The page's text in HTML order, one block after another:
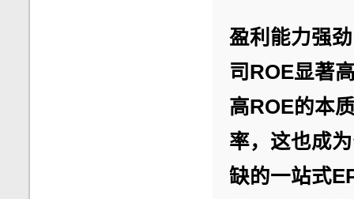
盈利能力强
司ROE显著
高ROE的本
率，这也成
缺的一站式